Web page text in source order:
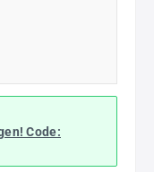
Code: